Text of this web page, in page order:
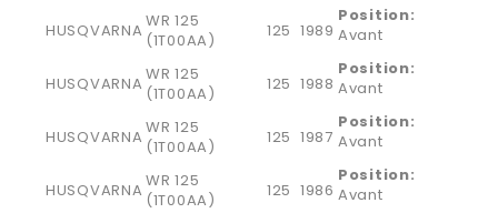
HUSQVARNA WR 125
(1T00AA)
125 1989
Position:
Avant
HUSQVARNA WR 125
(1T00AA)
125 1988
Position:
Avant
HUSQVARNA WR 125
(1T00AA)
125 1987
Position:
Avant
HUSQVARNA WR 125
(1T00AA)
125 1986
Position:
Avant